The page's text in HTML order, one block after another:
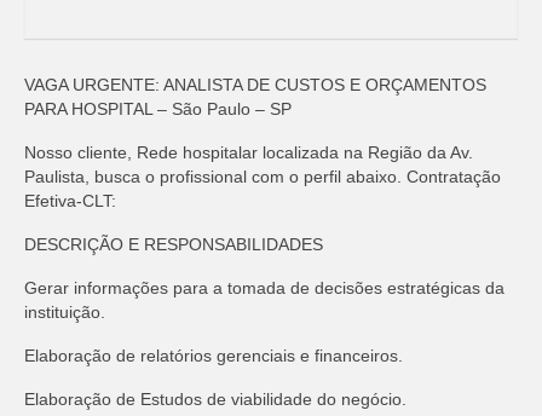
VAGA URGENTE: ANALISTA DE CUSTOS E ORÇAMENTOS
PARA HOSPITAL – São Paulo – SP
Nosso cliente, Rede hospitalar localizada na Região da Av.
Paulista, busca o profissional com o perfil abaixo. Contratação
Efetiva-CLT:
DESCRIÇÃO E RESPONSABILIDADES
Gerar informações para a tomada de decisões estratégicas da
instituição.
Elaboração de relatórios gerenciais e financeiros.
Elaboração de Estudos de viabilidade do negócio.